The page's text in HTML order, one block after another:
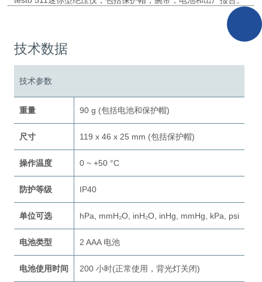
技术数据
技术参数
重量 90 g (包括电池和保护帽)
尺寸 119 x 46 x 25 mm (包括保护帽)
操作温度 0 ~ +50 °C
防护等级 IP40
单位可选 hPa, mmH₂O, inH₂O, inHg, mmHg, kPa, psi
电池类型 2 AAA 电池
电池使用时间 200 小时(正常使用，背光灯关闭)